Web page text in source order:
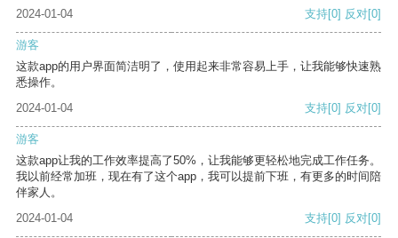
2024-01-04
支持[0] 反对[0]
游客
这款app的用户界面简洁明了，使用起来非常容易上手，让我能够快速熟
悉操作。
2024-01-04
支持[0] 反对[0]
游客
这款app让我的工作效率提高了50%，让我能够更轻松地完成工作任务。
我以前经常加班，现在有了这个app，我可以提前下班，有更多的时间陪
伴家人。
2024-01-04
支持[0] 反对[0]